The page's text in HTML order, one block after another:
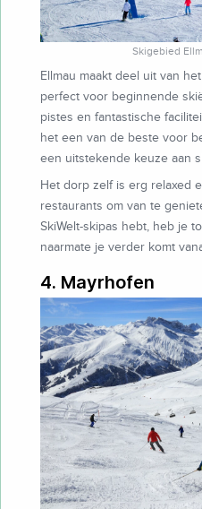
Skigebied
Ellmau maakt deel uit van
perfect voor beginnende
pistes en fantastische
het een van de beste voor
een uitstekende keuze aan
Het dorp zelf is erg relaxed
restaurants om van te
SkiWelt-skipas hebt, heb je
naarmate je verder komt
4. Mayrhofen